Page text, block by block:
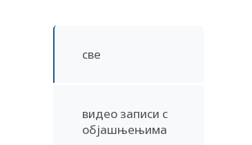
све
видео записи с
објашњењима